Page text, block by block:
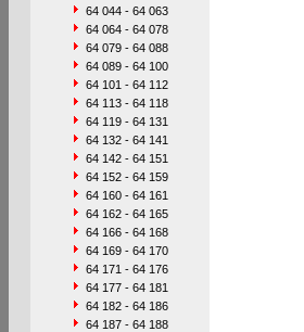
64 044 - 64 063
64 064 - 64 078
64 079 - 64 088
64 089 - 64 100
64 101 - 64 112
64 113 - 64 118
64 119 - 64 131
64 132 - 64 141
64 142 - 64 151
64 152 - 64 159
64 160 - 64 161
64 162 - 64 165
64 166 - 64 168
64 169 - 64 170
64 171 - 64 176
64 177 - 64 181
64 182 - 64 186
64 187 - 64 188